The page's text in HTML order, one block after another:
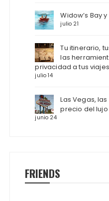
Widow’s Bay
julio 21
Tu itinerario,
las
privacidad a tus
julio 14
Las Vegas,
precio del lujo
junio 24
FRIENDS